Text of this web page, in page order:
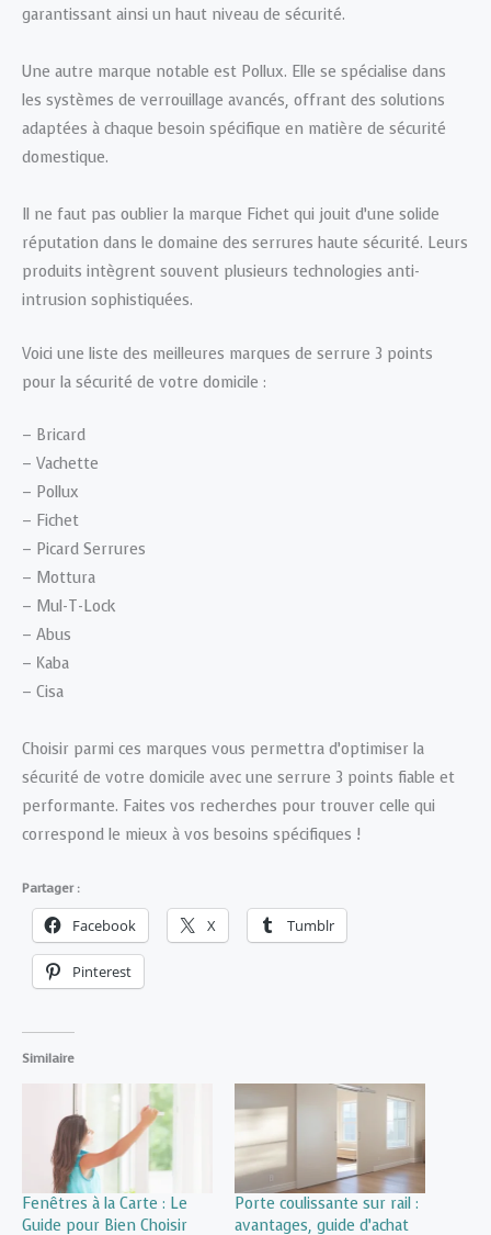
garantissant ainsi un haut niveau de sécurité.
Une autre marque notable est Pollux. Elle se spécialise dans
les systèmes de verrouillage avancés, offrant des solutions
adaptées à chaque besoin spécifique en matière de sécurité
domestique.
Il ne faut pas oublier la marque Fichet qui jouit d’une solide
réputation dans le domaine des serrures haute sécurité. Leurs
produits intègrent souvent plusieurs technologies anti-
intrusion sophistiquées.
Voici une liste des meilleures marques de serrure 3 points
pour la sécurité de votre domicile :
– Bricard
– Vachette
– Pollux
– Fichet
– Picard Serrures
– Mottura
– Mul-T-Lock
– Abus
– Kaba
– Cisa
Choisir parmi ces marques vous permettra d’optimiser la
sécurité de votre domicile avec une serrure 3 points fiable et
performante. Faites vos recherches pour trouver celle qui
correspond le mieux à vos besoins spécifiques !
Partager :
Facebook X Tumblr
Pinterest
Similaire
Fenêtres à la Carte : Le
Guide pour Bien Choisir
Porte coulissante sur rail :
avantages, guide d’achat